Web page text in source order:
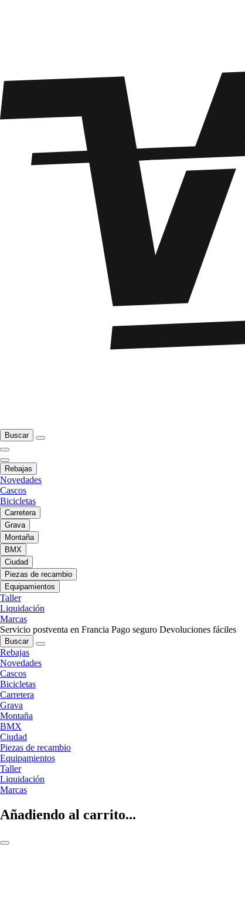
Buscar
Rebajas
Novedades
Cascos
Bicicletas
Carretera
Grava
Montaña
BMX
Ciudad
Piezas de recambio
Equipamientos
Taller
Liquidación
Marcas
Servicio postventa en Francia Pago seguro Devoluciones fáciles
Buscar
Rebajas
Novedades
Cascos
Bicicletas
Carretera
Grava
Montaña
BMX
Ciudad
Piezas de recambio
Equipamientos
Taller
Liquidación
Marcas
Añadiendo al carrito...